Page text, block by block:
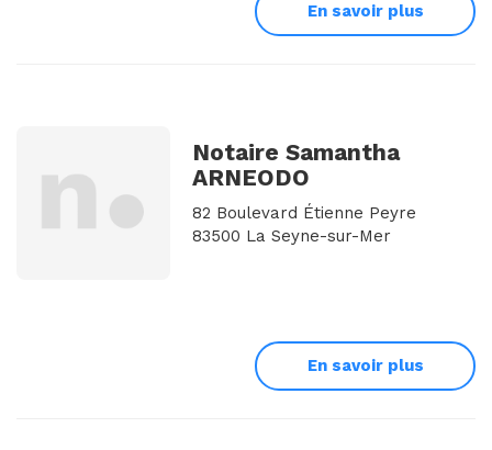
En savoir plus
Notaire Samantha
ARNEODO
82 Boulevard Étienne Peyre
83500 La Seyne-sur-Mer
En savoir plus